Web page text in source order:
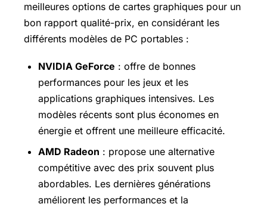
meilleures options de cartes graphiques pour un
bon rapport qualité-prix, en considérant les
différents modèles de PC portables :
NVIDIA GeForce : offre de bonnes
performances pour les jeux et les
applications graphiques intensives. Les
modèles récents sont plus économes en
énergie et offrent une meilleure efficacité.
AMD Radeon : propose une alternative
compétitive avec des prix souvent plus
abordables. Les dernières générations
améliorent les performances et la